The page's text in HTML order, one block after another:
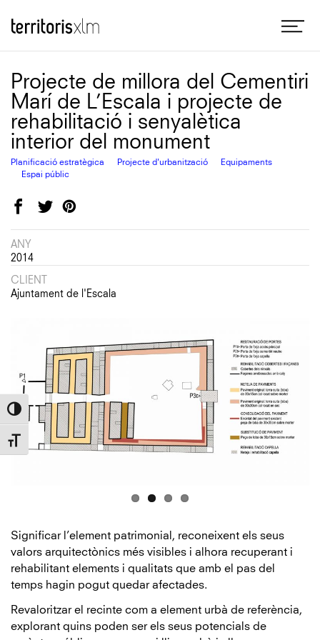
Toggle High Contrast
Toggle Font size
to
Territoris XLM
Projecte de millora del Cementiri
Marí de L’Escala i projecte de
rehabilitació i senyalètica
interior del monument
Planificació estratègica Projecte d'urbanització
Equipaments
Espai públic
ANY
2014
CLIENT
Ajuntament de l'Escala
Significar l’element patrimonial, reconeixent els seus
valors arquitectònics més visibles i alhora recuperant i
rehabilitant elements i qualitats que amb el pas del
temps hagin pogut quedar afectades.
Revaloritzar el recinte com a element urbà de referència,
explorant quins poden ser els seus potencials de